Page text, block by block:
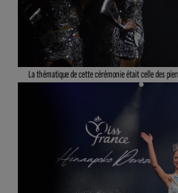
La thématique de cette cérémonie était celle des